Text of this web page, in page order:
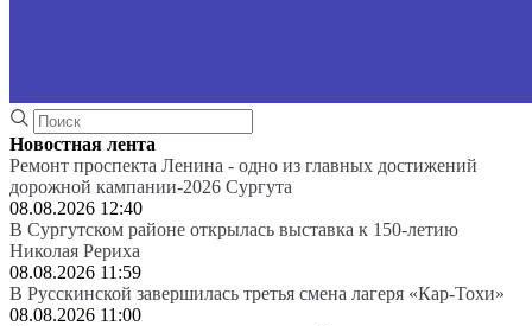
Новостная лента
Ремонт проспекта Ленина - одно из главных достижений
дорожной кампании-2026 Сургута
08.08.2026 12:40
В Сургутском районе открылась выставка к 150-летию
Николая Рериха
08.08.2026 11:59
В Русскинской завершилась третья смена лагеря «Кар-Тохи»
08.08.2026 11:00